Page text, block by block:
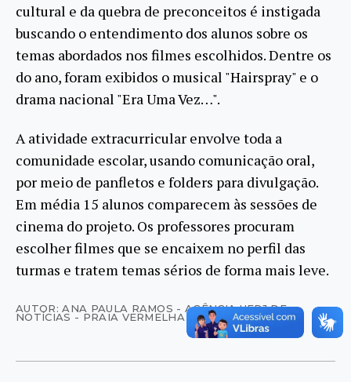
cultural e da quebra de preconceitos é instigada
buscando o entendimento dos alunos sobre os
temas abordados nos filmes escolhidos. Dentre os
do ano, foram exibidos o musical "Hairspray" e o
drama nacional "Era Uma Vez…".
A atividade extracurricular envolve toda a
comunidade escolar, usando comunicação oral,
por meio de panfletos e folders para divulgação.
Em média 15 alunos comparecem às sessões de
cinema do projeto. Os professores procuram
escolher filmes que se encaixem no perfil das
turmas e tratem temas sérios de forma mais leve.
AUTOR: ANA PAULA RAMOS - AGÊNCIA UFRJ DE
NOTÍCIAS - PRAIA VERMELHA